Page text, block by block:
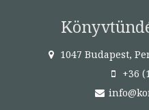
1047 Budapest,
+36